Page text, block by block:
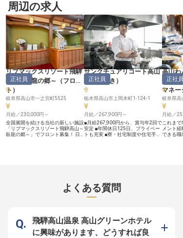
様を中心に、時には個人のお客様と
も深く関わり、それぞれのニーズに
合わせた最適なプランをご提案。
お客様の「ありがとう」の言葉が、
何よりの喜びとなるお仕事です。
ーー【安定した環境で成長を実感で
きる職場】 私たちは、従業員一人
ひとりが安心して長く働ける環境づ
くりに力を入れています。 月給
225,000円からの安定した収入に加
え、年3回の賞与で日頃の頑張りを
しっかりと評価。社会保険完備はも
ちろん、確定拠出年金制度も導入
し、将来の安心もサポートします。
マイカー通勤も可能で、日々の通勤
もストレスフリー。 経験を活か
し、お客様との信頼関係を築きなが
ら、あなた自身のキャリアを豊かに
育んでいける場所です。
――未経験の方も大歓迎！挨拶の仕
方や営業の基礎からしっかりご指導
します。全国有数のホテルブランド
である「都ホテル＆リゾーツ」とい
う安定基盤のもと、質の高い営業ス
キルを身に付けプロへと成長するチ
ャンスです！ 【株式会社近鉄・都
ホテルズについて】 近畿・東海地
方を中心に、東京や米国にもホテル
を展開。「繊細な心配りと培われた
品位が生み出す心あたたまる時間」
をブランドコンセプトに、お客様か
ら選ばれるホテルを目指していま
す。また、働くスタッフが存分に力
を発揮できるよう、休暇制度や福利
厚生の充実、研修制度や資格取得支
援制度の整備など、働きやすくスキ
ルも伸ばせる環境づくりにも努めて
います。
周辺の求人
リブマックスリゾート飛騨
高山～臥龍の郷～
（フロン
ト ）
正社員
岐阜県高山市一之宮町5525
月給／230,000円～
全国展開を続ける当社の新しい施設
「リブマックスリゾート飛騨高山～
臥龍の郷～」でフロント募集！ 日
い癒し時間をお届けしています。
◆安定企業のリブマックスグルー
イベートも充実 ――安定企業なら
では！働きやすさを追求したサポー
ト体制 1998年に不動産仲介から始
め、今ではホテルやマンション、飲
サンクチュアリコート高山
（鉄板焼き ）
正社員
栃木県高山市上岡本町1-124-1
月給／267,900円～
■月給267,900円から、賞与年2回で
安定 ■年間休日125日、プライベー
トも充実 ■寮・社宅制度や住宅手当
だけます。お客様の笑顔を直接見ら
れる環境で、おもてなしの心を込め
た料理を提供し、忘れられない思い
きを彩ります。 ーー【安心して長
く働ける充実のサポート体制】 私
たちは、従業員一人ひとりが安心し
て長く働ける環境を大切にしていま
高山わ
テル＆
マネー
正社員
岐阜県高
月給／
これま
メント
できる職
よくある質問
飛騨高山温泉 高山グリーンホテル
に興味があります、どうすれば良